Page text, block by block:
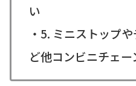
い
・5. ミニストップ
ど他コンビニチェ